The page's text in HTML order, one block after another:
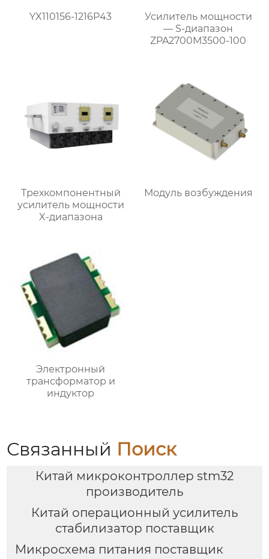
YX110156-1216P43
Усилитель мощности
— S-диапазон
ZPA2700M3500-100
Трехкомпонентный
усилитель мощности
X-диапазона
Модуль возбуждения
Электронный
трансформатор и
индуктор
Связанный Поиск
Китай микроконтроллер stm32
производитель
Китай операционный усилитель
стабилизатор поставщик
Микросхема питания поставщик